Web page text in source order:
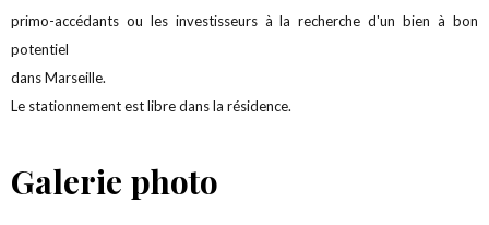
primo-accédants ou les investisseurs à la recherche d'un bien à bon
potentiel
dans Marseille.
Le stationnement est libre dans la résidence.
Galerie photo